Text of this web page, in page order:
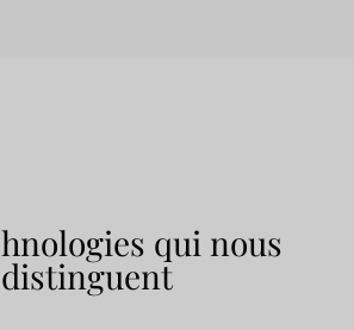
qui nous
distinguent